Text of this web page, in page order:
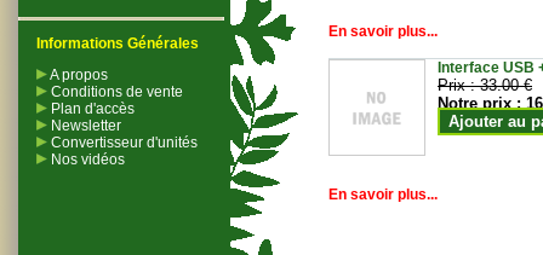
Informations Générales
A propos
Conditions de vente
Plan d'accès
Newsletter
Convertisseur d'unités
Nos vidéos
En savoir plus...
Interface USB
Prix :33.00 €
Notre prix :
Ajouter au
En savoir plus...